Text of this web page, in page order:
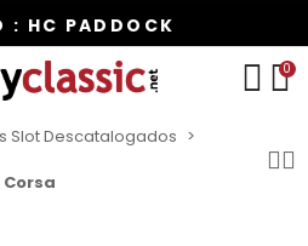
: HC PADDOCK
0
Slot Descatalogados